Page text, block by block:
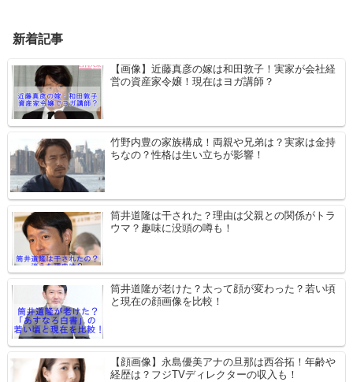
新着記事
【画像】近藤真彦の嫁は和田敦子！実家が会社経
営の資産家令嬢！現在はヨガ講師？
竹野内豊の家族構成！両親や兄弟は？実家は金持
ちなの？性格は生い立ちが影響！
筒井道隆は干された？理由は父親との関係がトラ
ウマ？趣味に没頭の噂も！
筒井道隆が老けた？太って顔が変わった？若い頃
と現在の顔画像を比較！
【顔画像】永島優美アナの旦那は西谷拓！年齢や
経歴は？フジTVディレクターの収入も！